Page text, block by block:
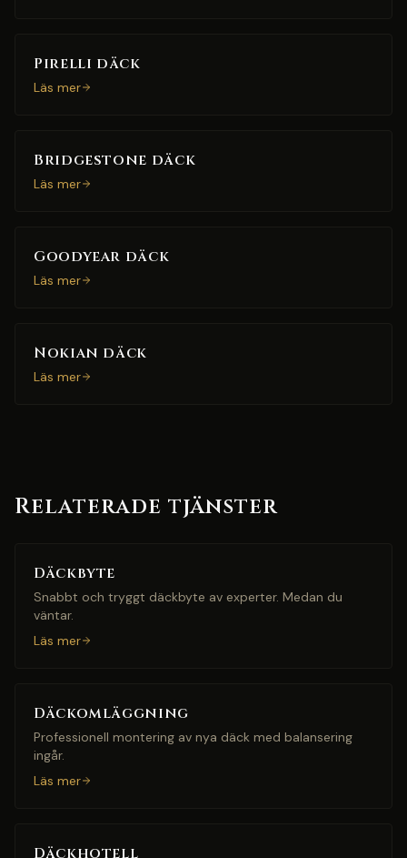
Pirelli däck
Läs mer
Bridgestone däck
Läs mer
Goodyear däck
Läs mer
Nokian däck
Läs mer
Relaterade tjänster
Däckbyte
Snabbt och tryggt däckbyte av experter. Medan du
väntar.
Läs mer
Däckomläggning
Professionell montering av nya däck med balansering
ingår.
Läs mer
Däckhotell